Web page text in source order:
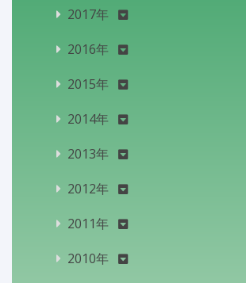
2017年
2016年
2015年
2014年
2013年
2012年
2011年
2010年